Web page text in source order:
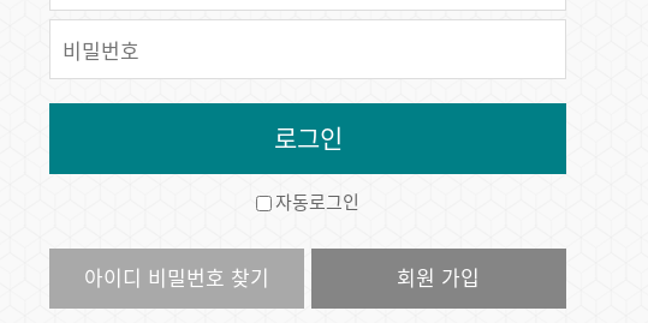
자동로그인
아이디 비밀번호 찾기 회원 가입